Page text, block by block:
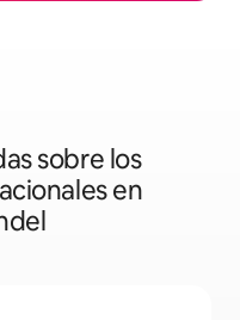
sobre los
en